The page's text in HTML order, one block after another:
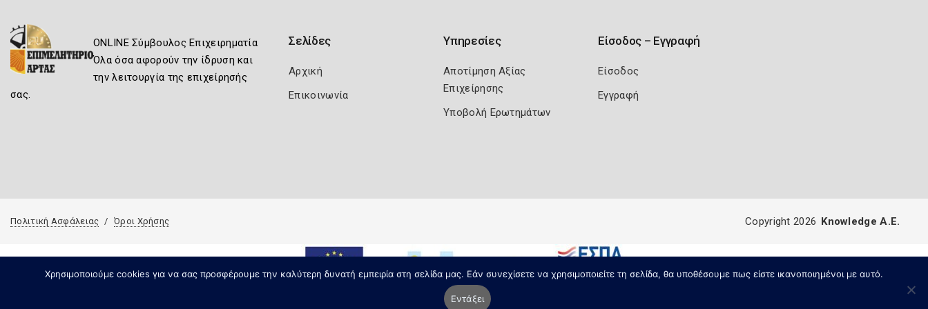
ONLINE Σύμβουλος Επιχειρηματία
Όλα όσα αφορούν την ίδρυση και
την λειτουργία της επιχείρησής
σας.
Σελίδες
Αρχική
Επικοινωνία
Υπηρεσίες
Αποτίμηση Αξίας
Επιχείρησης
Υποβολή Ερωτημάτων
Είσοδος – Εγγραφή
Είσοδος
Εγγραφή
Πολιτική Ασφάλειας Όροι Χρήσης
Χρησιμοποιούμε cookies για να σας προσφέρουμε την καλύτερη δυνατή εμπειρία στη σελίδα μας. Εάν συνεχίσετε να χρησιμοποιείτε τη σελίδα, θα υποθέσουμε πως είστε ικανοποιημένοι με αυτό.
Εντάξει
Copyright 2026 Knowledge A.E.